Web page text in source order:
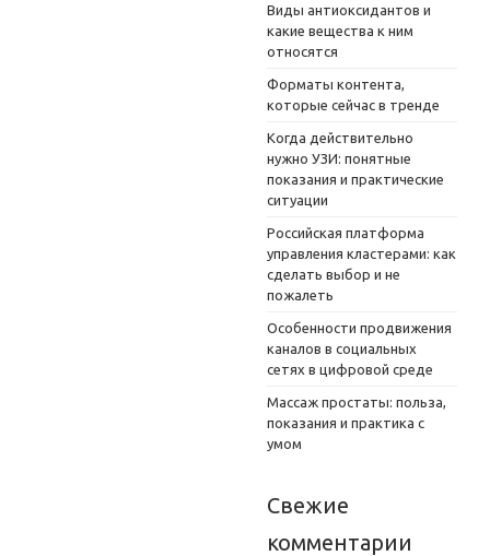
Виды антиоксидантов и
какие вещества к ним
относятся
Форматы контента,
которые сейчас в тренде
Когда действительно
нужно УЗИ: понятные
показания и практические
ситуации
Российская платформа
управления кластерами: как
сделать выбор и не
пожалеть
Особенности продвижения
каналов в социальных
сетях в цифровой среде
Массаж простаты: польза,
показания и практика с
умом
Свежие
комментарии